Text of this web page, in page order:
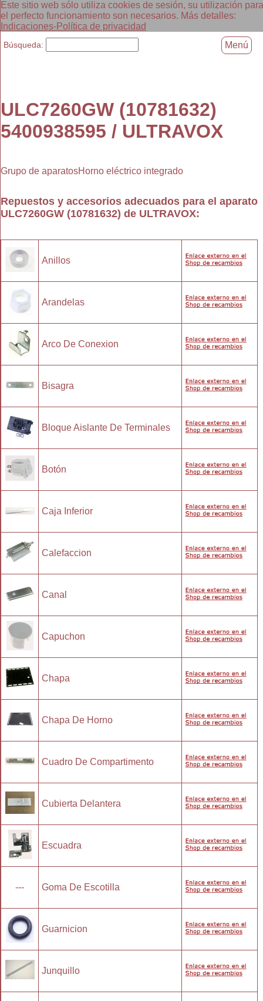
Este sitio web sólo utiliza cookies de sesión, su utilización para
el perfecto funcionamiento son necesarios. Más detalles:
Indicaciones-Política de privacidad
ULC7260GW (10781632)
5400938595 / ULTRAVOX
Grupo de aparatosHorno eléctrico integrado
Repuestos y accesorios adecuados para el aparato
ULC7260GW (10781632) de ULTRAVOX:
Anillos
Arandelas
Arco De Conexion
Bisagra
Bloque Aislante De Terminales
Botón
Caja Inferior
Calefaccion
Canal
Capuchon
Chapa
Chapa De Horno
Cuadro De Compartimento
Cubierta Delantera
Escuadra
--- Goma De Escotilla
Guarnicion
Junquillo
Búsqueda: Menú